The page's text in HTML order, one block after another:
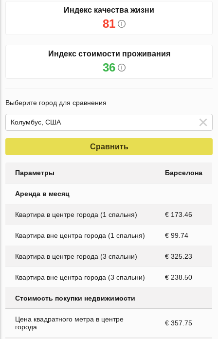
Индекс качества жизни
81
Индекс стоимости проживания
36
Выберите город для сравнения
Сравнить
Параметры Барселона
Аренда в месяц
Квартира в центре города (1 спальня) € 173.46
Квартира вне центра города (1 спальня) € 99.74
Квартира в центре города (3 спальни) € 325.23
Квартира вне центра города (3 спальни) € 238.50
Стоимость покупки недвижимости
Цена квадратного метра в центре
города
€ 357.75